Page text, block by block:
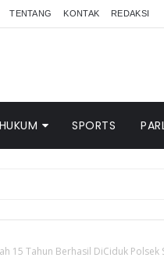
TENTANG KONTAK REDAKSI
HUKUM SPORTS
15 Tahun Berhasil DiCiduk Polsek